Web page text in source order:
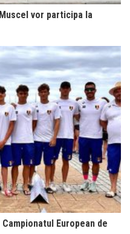
vor participa la
European de